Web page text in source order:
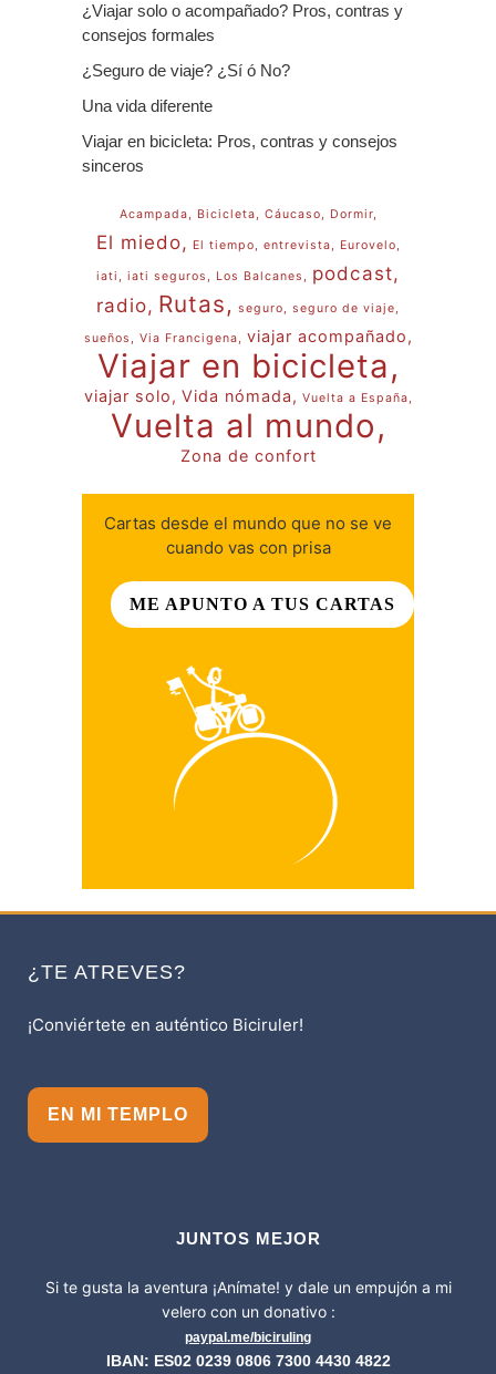
¿Viajar solo o acompañado? Pros, contras y
consejos formales
¿Seguro de viaje? ¿Sí ó No?
Una vida diferente
Viajar en bicicleta: Pros, contras y consejos
sinceros
Acampada Bicicleta Cáucaso Dormir
El miedo El tiempo entrevista Eurovelo
iati iati seguros Los Balcanes
podcast
radio Rutas seguro seguro de viaje
sueños Via Francigena viajar acompañado
Viajar en bicicleta
viajar solo Vida nómada Vuelta a España
Vuelta al mundo
Zona de confort
Cartas desde el mundo que no se ve
cuando vas con prisa
ME APUNTO A TUS CARTAS
¿TE ATREVES?
¡Conviértete en auténtico Biciruler!
EN MI TEMPLO
JUNTOS MEJOR
Si te gusta la aventura ¡Anímate! y dale un empujón a mi
velero con un donativo :
paypal.me/biciruling
IBAN: ES02 0239 0806 7300 4430 4822